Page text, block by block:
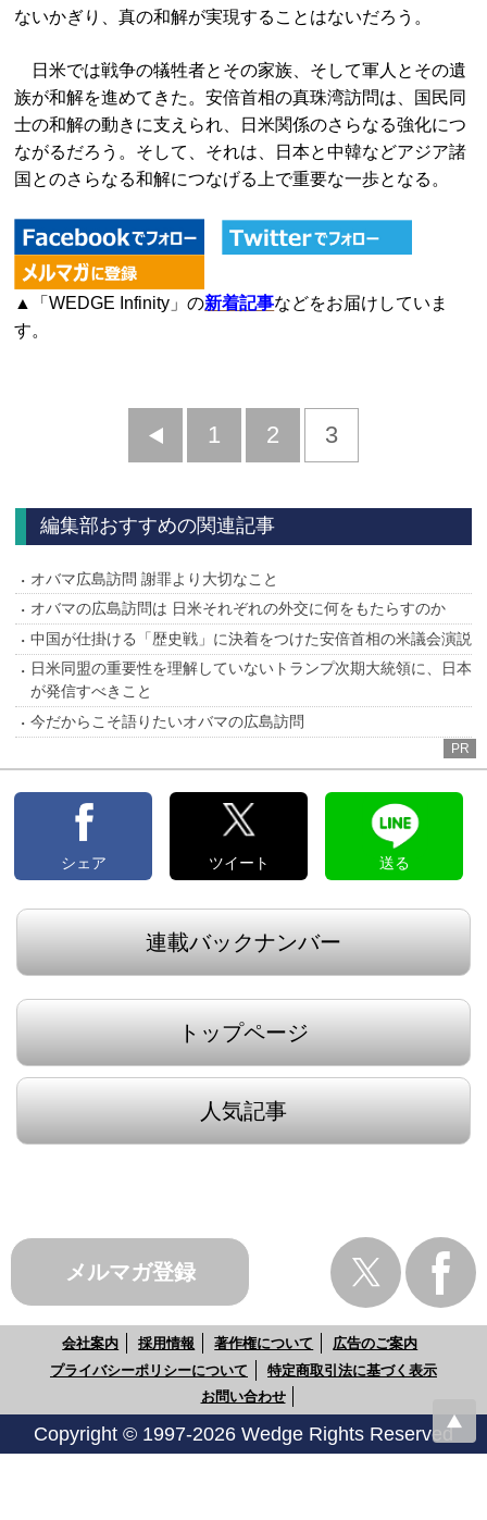
ないかぎり、真の和解が実現することはないだろう。
日米では戦争の犠牲者とその家族、そして軍人とその遺
族が和解を進めてきた。安倍首相の真珠湾訪問は、国民同
士の和解の動きに支えられ、日米関係のさらなる強化につ
ながるだろう。そして、それは、日本と中韓などアジア諸
国とのさらなる和解につなげる上で重要な一歩となる。
▲「WEDGE Infinity」の新着記事などをお届けしていま
す。
前
1 2 3
編集部おすすめの関連記事
オバマ広島訪問 謝罪より大切なこと
オバマの広島訪問は 日米それぞれの外交に何をもたらすのか
中国が仕掛ける「歴史戦」に決着をつけた安倍首相の米議会演説
日米同盟の重要性を理解していないトランプ次期大統領に、日本
が発信すべきこと
今だからこそ語りたいオバマの広島訪問
PR
シェア ツイート 送る
連載バックナンバー
トップページ
人気記事
メルマガ登録
会社案内 採用情報 著作権について
広告のご案内
プライバシーポリシーについて
特定商取引法に基づく表示
お問い合わせ
Copyright © 1997-2026 Wedge Rights Reserved